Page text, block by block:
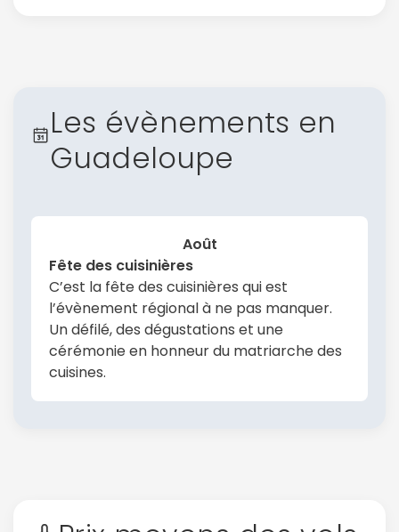
Les évènements en
Guadeloupe
Août
Fête des cuisinières
C’est la fête des cuisinières qui est
l’évènement régional à ne pas manquer.
Un défilé, des dégustations et une
cérémonie en honneur du matriarche des
cuisines.